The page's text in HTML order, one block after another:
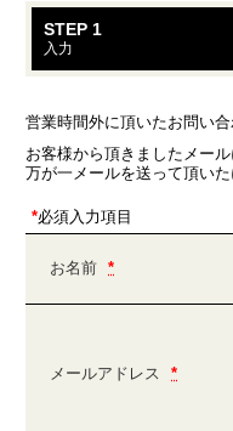
STEP 1
入力
営業時間外に頂いたお問い
お客様から頂きましたメー
万が一メールを送って頂い
*必須入力項目
お名前 *
メールアドレス *